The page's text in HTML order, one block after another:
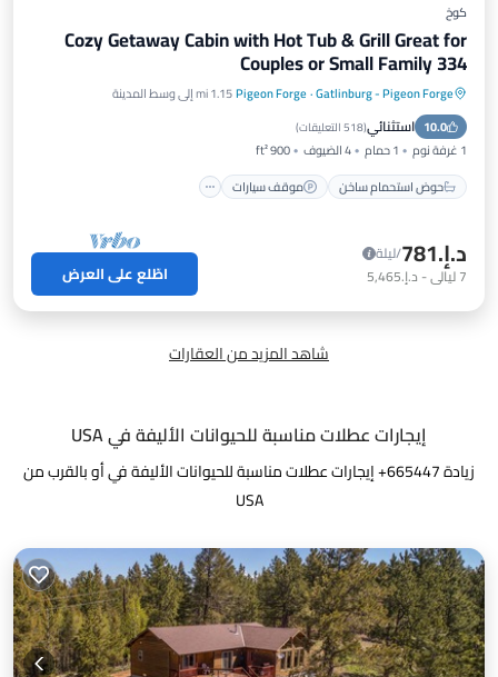
كوخ
Cozy Getaway Cabin with Hot Tub & Grill Great for
Couples or Small Family 334
Gatlinburg - Pigeon Forge
·
Pigeon Forge1.15 mi إلى وسط المدينة
10.0 استثنائي(518 التعليقات )
1 غرفة نوم 1 حمام 4 الضيوف
900 ft²
حوض استحمام ساخن
موقف سيارات
حوض استحمام ساخن
موقف سيارات
مسبح
شرفة / تراس
د.إ.‏781
/ليلة
7ليالي- د.إ.‏5,465 اطّلع على العرض
شاهد المزيد من العقارات
إيجارات عطلات مناسبة للحيوانات الأليفة في USA
زيادة665447+ إيجارات عطلات مناسبة للحيوانات الأليفة في أو بالقرب من
USA